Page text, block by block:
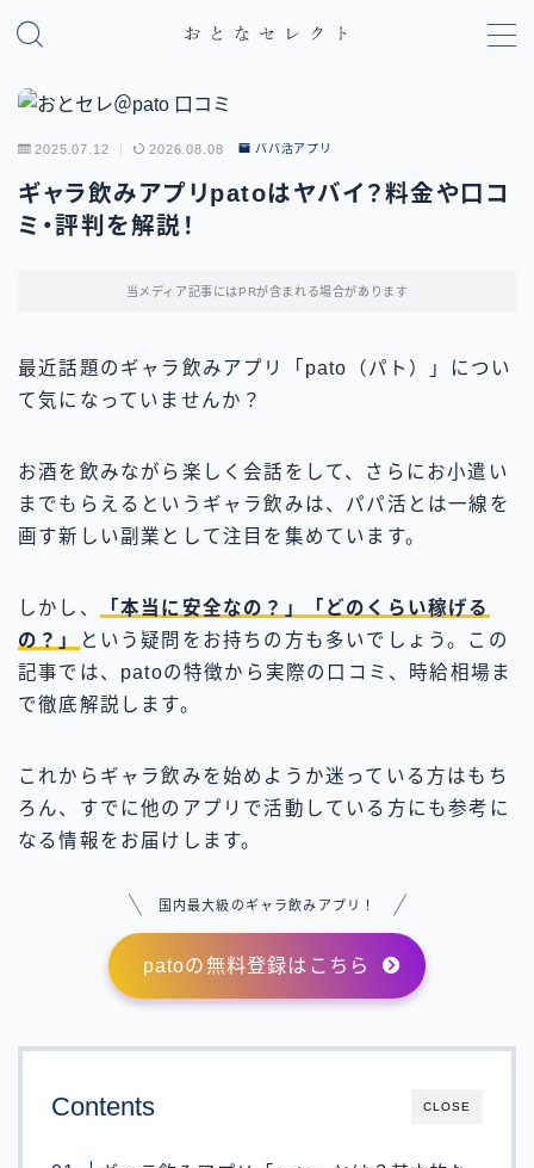
MENU
パパ活のやり方・基礎知識
パパ活アプリ比較
地域別パパ活ガイド
2025.07.12 2026.08.08 パパ活アプリ
ギャラ飲みアプリpatoはヤバイ？料金や口コ
ミ・評判を解説！
当メディア記事にはPRが含まれる場合があります
最近話題のギャラ飲みアプリ「pato（パト）」につい
て気になっていませんか？
お酒を飲みながら楽しく会話をして、さらにお小遣い
までもらえるというギャラ飲みは、パパ活とは一線を
画す新しい副業として注目を集めています。
しかし、
「本当に安全なの？」「どのくらい稼げる
の？」
という疑問をお持ちの方も多いでしょう。この
記事では、patoの特徴から実際の口コミ、時給相場ま
で徹底解説します。
これからギャラ飲みを始めようか迷っている方はもち
ろん、すでに他のアプリで活動している方にも参考に
なる情報をお届けします。
国内最大級のギャラ飲みアプリ！
patoの無料登録はこちら
CLOSE
Contents